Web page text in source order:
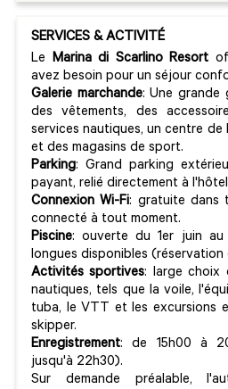
SERVICES & ACTIVITÉ
Le Marina di Scarlino Resort
avez besoin pour un séjour
Galerie marchande: Une grande
des vêtements, des
services nautiques, un centre de
et des magasins de sport.
Parking: Grand parking
payant, relié directement à
Connexion Wi-Fi: gratuite dans
connecté à tout moment.
Piscine: ouverte du 1er juin au
longues disponibles
Activités sportives: large choix
nautiques, tels que la voile,
tuba, le VTT et les excursions
skipper.
Enregistrement: de 15h00 à
jusqu'à 22h30).
Sur demande préalable,